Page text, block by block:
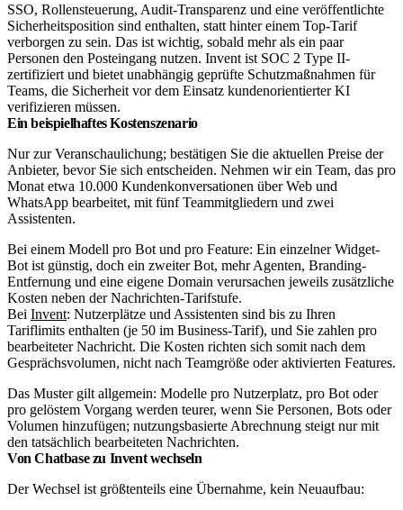
SSO, Rollensteuerung, Audit-Transparenz und eine veröffentlichte
Sicherheitsposition sind enthalten, statt hinter einem Top-Tarif
verborgen zu sein. Das ist wichtig, sobald mehr als ein paar
Personen den Posteingang nutzen. Invent ist SOC 2 Type II-
zertifiziert und bietet unabhängig geprüfte Schutzmaßnahmen für
Teams, die Sicherheit vor dem Einsatz kundenorientierter KI
verifizieren müssen.
Ein beispielhaftes Kostenszenario
Nur zur Veranschaulichung; bestätigen Sie die aktuellen Preise der
Anbieter, bevor Sie sich entscheiden. Nehmen wir ein Team, das pro
Monat etwa 10.000 Kundenkonversationen über Web und
WhatsApp bearbeitet, mit fünf Teammitgliedern und zwei
Assistenten.
Bei einem Modell pro Bot und pro Feature: Ein einzelner Widget-
Bot ist günstig, doch ein zweiter Bot, mehr Agenten, Branding-
Entfernung und eine eigene Domain verursachen jeweils zusätzliche
Kosten neben der Nachrichten-Tarifstufe.
Bei Invent: Nutzerplätze und Assistenten sind bis zu Ihren
Tariflimits enthalten (je 50 im Business-Tarif), und Sie zahlen pro
bearbeiteter Nachricht. Die Kosten richten sich somit nach dem
Gesprächsvolumen, nicht nach Teamgröße oder aktivierten Features.
Das Muster gilt allgemein: Modelle pro Nutzerplatz, pro Bot oder
pro gelöstem Vorgang werden teurer, wenn Sie Personen, Bots oder
Volumen hinzufügen; nutzungsbasierte Abrechnung steigt nur mit
den tatsächlich bearbeiteten Nachrichten.
Von Chatbase zu Invent wechseln
Der Wechsel ist größtenteils eine Übernahme, kein Neuaufbau: